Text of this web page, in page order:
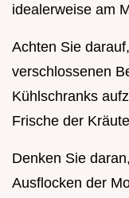
idealerweise am
Achten Sie
verschlossenen
Kühlschranks
Frische der
Denken Sie
Ausflocken der